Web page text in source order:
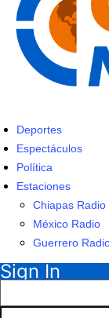
Deportes
Espectáculos
Política
Estaciones
Chiapas Radio
México Radio
Guerrero
Sign In